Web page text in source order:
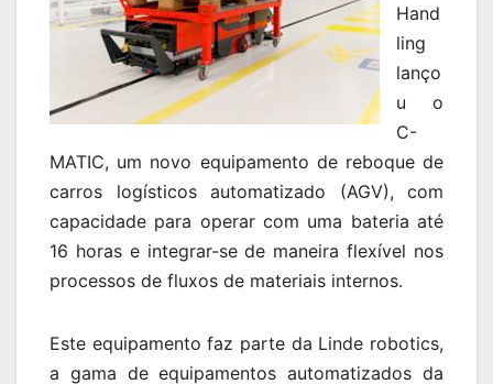
Hand
ling
lanço
u o
C-
MATIC, um novo equipamento de reboque de
carros logísticos automatizado (AGV), com
capacidade para operar com uma bateria até
16 horas e integrar-se de maneira flexível nos
processos de fluxos de materiais internos.
Este equipamento faz parte da Linde robotics,
a gama de equipamentos automatizados da